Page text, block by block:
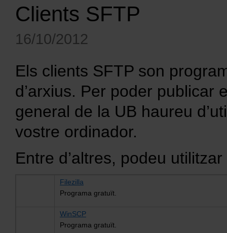
Clients SFTP
16/10/2012
Els clients SFTP son
d’arxius. Per poder publicar
general de la UB haureu
vostre ordinador.
Entre d’altres, podeu
Filezilla
Programa gratuït.
WinSCP
Programa gratuït.